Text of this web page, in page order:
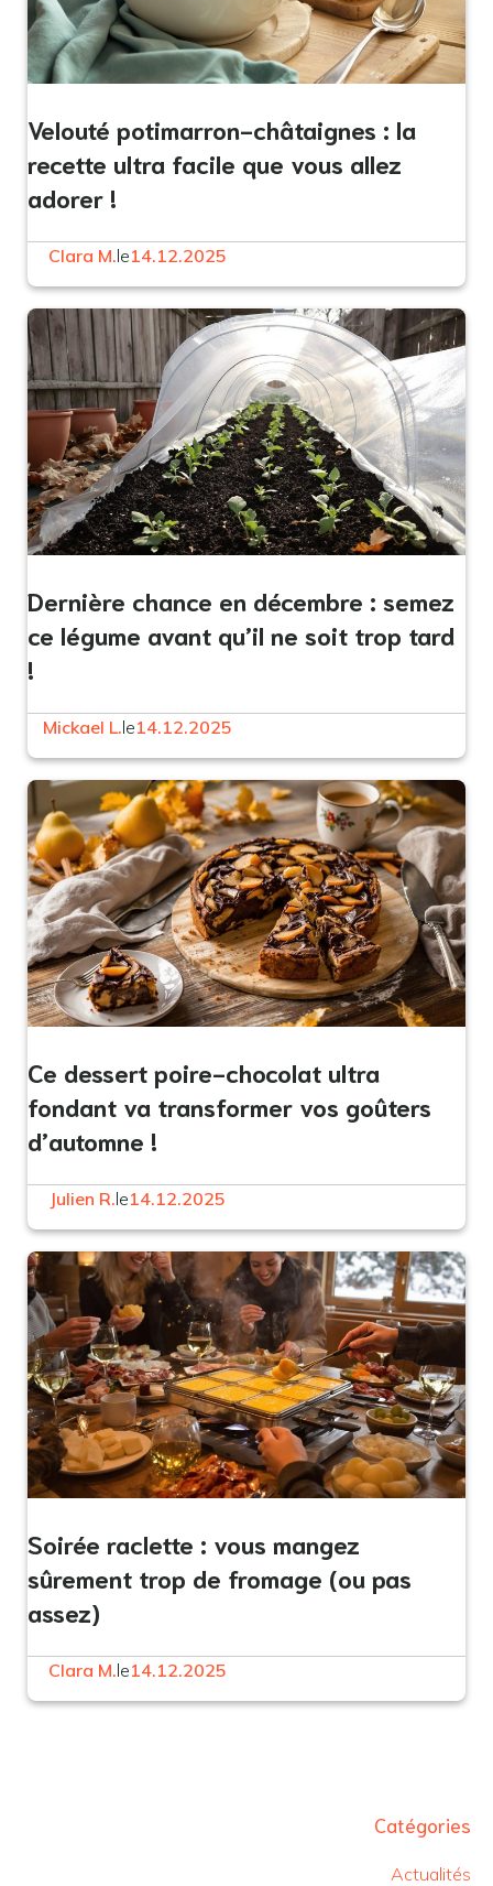
Velouté potimarron-châtaignes : la
recette ultra facile que vous allez
adorer !
Clara M.le14.12.2025
Dernière chance en décembre : semez
ce légume avant qu’il ne soit trop tard
!
Mickael L.le14.12.2025
Ce dessert poire-chocolat ultra
fondant va transformer vos goûters
d’automne !
Julien R.le14.12.2025
Soirée raclette : vous mangez
sûrement trop de fromage (ou pas
assez)
Clara M.le14.12.2025
Catégories
Actualités